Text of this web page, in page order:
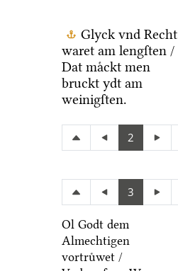
Glyck vnd Recht
waret am lengſten /
Dat maͤckt men
bruckt ydt am
weinigſten.
2
3
Ol Godt dem
Almechtigen
vortruͤwet /